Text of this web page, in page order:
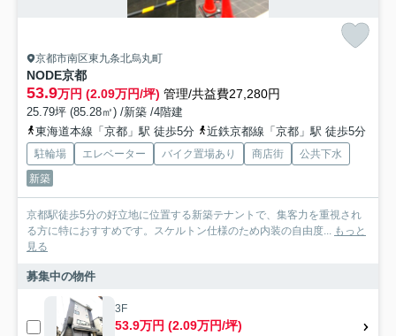
京都市南区東九条北烏丸町
NODE京都
53.9万円 (2.09万円/坪) 管理/共益費27,280円
25.79坪 (85.28㎡) /新築 /4階建
東海道本線「京都」駅 徒歩5分
近鉄京都線「京都」駅 徒歩5分
駐輪場 エレベーター バイク置場あり 商店街
公共下水
新築
京都駅徒歩5分の好立地に位置する新築テナントで、集客力を重視され
る方に特におすすめです。スケルトン仕様のため内装の自由度... もっと
見る
募集中の物件
3F
53.9万円 (2.09万円/坪)